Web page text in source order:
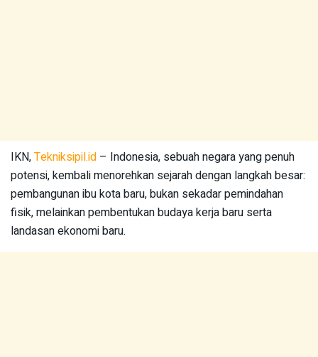
IKN,Tekniksipil.id – Indonesia, sebuah negara yang penuh
potensi, kembali menorehkan sejarah dengan langkah besar:
pembangunan ibu kota baru, bukan sekadar pemindahan
fisik, melainkan pembentukan budaya kerja baru serta
landasan ekonomi baru.